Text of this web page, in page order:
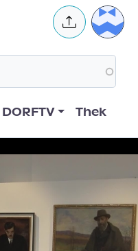
User
DORFTV Thek